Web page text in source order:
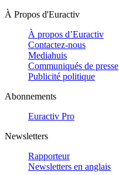
À Propos d'Euractiv
À propos d’Euractiv
Contactez-nous
Mediahuis
Communiqués de presse
Publicité politique
Abonnements
Euractiv Pro
Newsletters
Rapporteur
Newsletters en anglais